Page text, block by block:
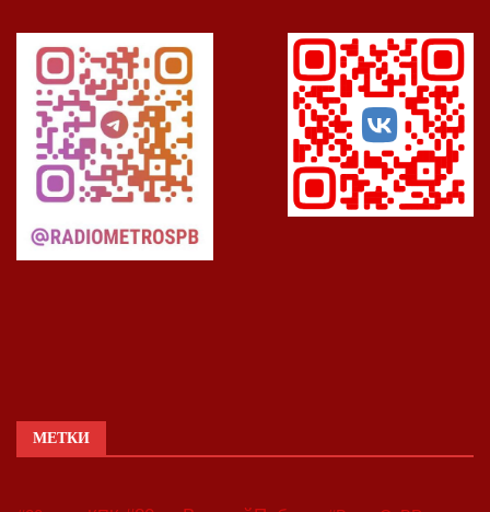
МЕТКИ